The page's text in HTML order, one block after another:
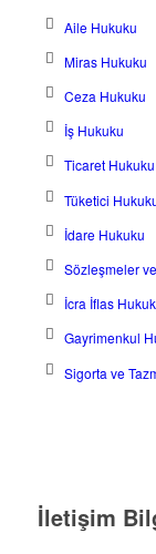
Aile Hukuku
Miras Hukuku
Ceza Hukuku
İş Hukuku
Ticaret Hukuku
Tüketici
İdare Hukuku
Sözleşmeler
İcra İflas
Gayrimenkul
Sigorta ve
İletişim